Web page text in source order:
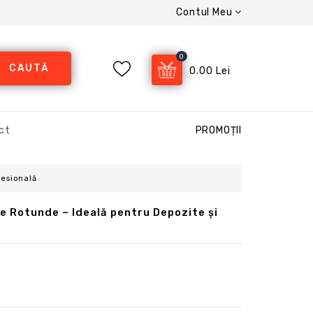
Contul Meu
CAUTĂ
0
0.00 Lei
PROMOȚII
Rotunde – Ideală pentru Depozite și